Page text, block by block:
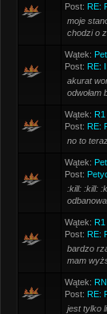
Post: RE:
moje
chodzi o
Wątek:
Post: RE:
akurat
odwołam
Wątek: R1
Post: RE:
no to
Wątek:
Post:
:kill: :kill:
Wątek: R1
Post: RE:
bardzo
mam
Wątek:
Post: RE:
jest tylko